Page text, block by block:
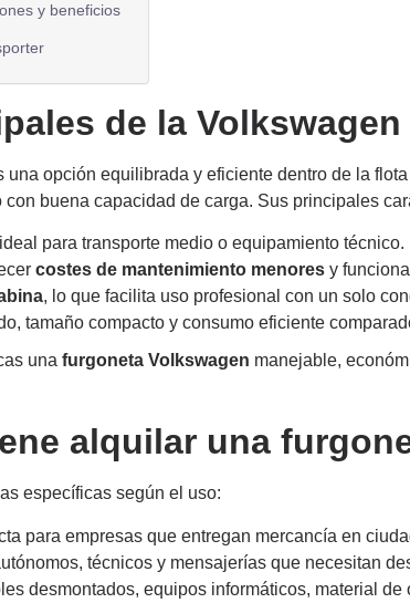
y beneficios
de la
una opción equilibrada y eficiente dentro de la
buena capacidad de carga. Sus principales
ideal para transporte medio o equipamiento técnico.
costes de mantenimiento menores y
, lo que facilita uso profesional con un solo
tamaño compacto y consumo eficiente
una furgoneta Volkswagen manejable,
alquilar una
específicas según el uso:
para empresas que entregan mercancía en
técnicos y mensajerías que necesitan
desmontados, equipos informáticos, material